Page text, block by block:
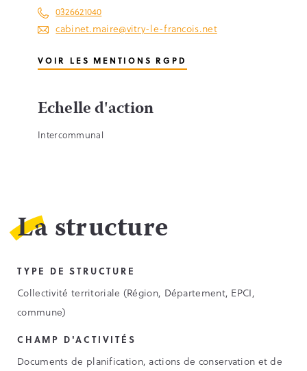
La structure
TYPE DE STRUCTURE
Collectivité territoriale (Région, Département, EPCI,
commune)
CHAMP D'ACTIVITÉS
Documents de planification, actions de conservation et de
0326621040
cabinet.maire@vitry-le-francois.net
VOIR LES MENTIONS RGPD
Echelle d'action
Intercommunal